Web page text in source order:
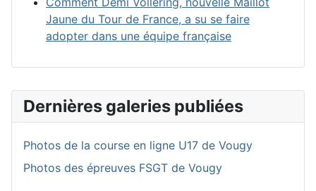
Dernières galeries publiées
Photos de la course en ligne U17 de Vougy
Photos des épreuves FSGT de Vougy
Jaune du Tour de France, a su se faire
adopter dans une équipe française